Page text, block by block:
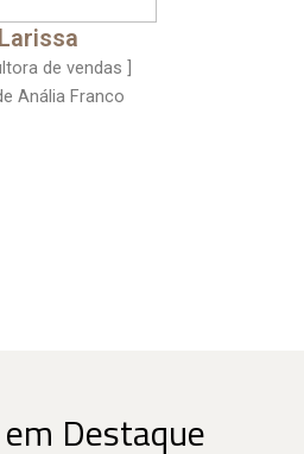
Larissa
de vendas ]
Anália Franco
Destaque